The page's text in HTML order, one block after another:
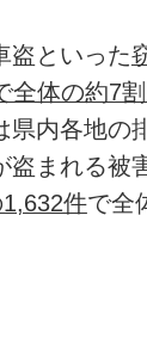
盗といった
全体の約7
県内各地の
盗まれる被
件で全